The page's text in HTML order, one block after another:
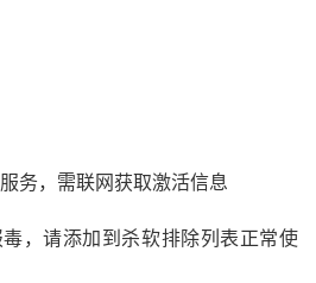
务，需联网获取激活信息
，请添加到杀软排除列表正常使